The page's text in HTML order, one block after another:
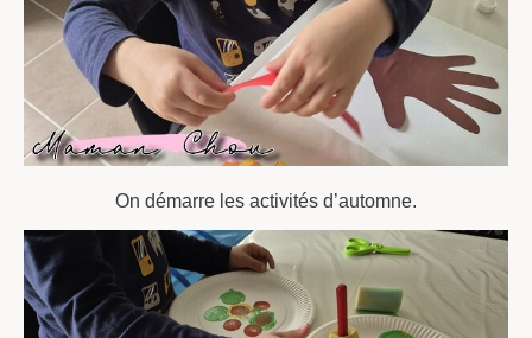
On démarre les activités d’automne.